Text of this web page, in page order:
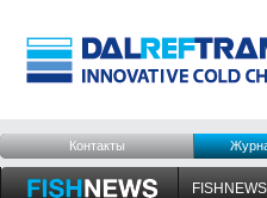
Контакты